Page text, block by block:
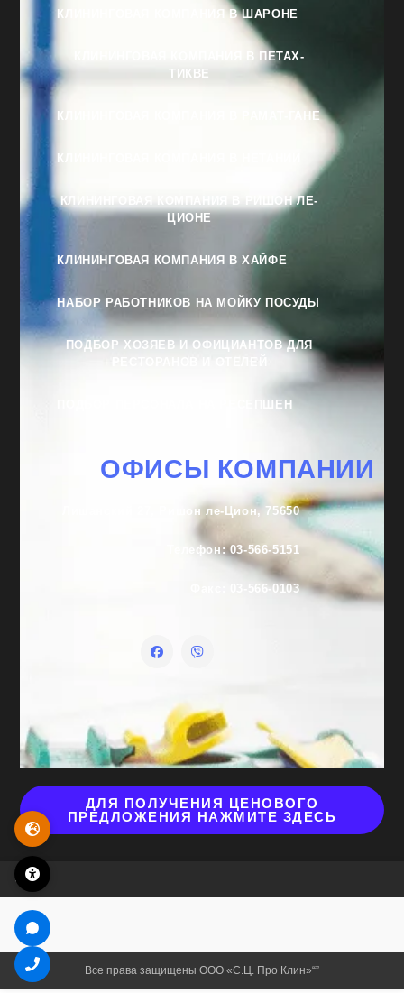
КЛИНИНГОВАЯ КОМПАНИЯ В ШАРОНЕ
КЛИНИНГОВАЯ КОМПАНИЯ В ПЕТАХ-
ТИКВЕ
КЛИНИНГОВАЯ КОМПАНИЯ В РАМАТ-ГАНЕ
КЛИНИНГОВАЯ КОМПАНИЯ В НЕТАНИИ
КЛИНИНГОВАЯ КОМПАНИЯ В РИШОН ЛЕ-
ЦИОНЕ
КЛИНИНГОВАЯ КОМПАНИЯ В ХАЙФЕ
НАБОР РАБОТНИКОВ НА МОЙКУ ПОСУДЫ
ПОДБОР ХОЗЯЕВ И ОФИЦИАНТОВ ДЛЯ
ПОДБОР ПЕРСОНАЛА НА РЕСЕПШЕН
ОФИСЫ КОМПАНИИ
Лишанский 27, Ришон ле-Цион, 75650
Телефон: 03-566-5151
Факс: 03-566-0103
ДЛЯ ПОЛУЧЕНИЯ ЦЕНОВОГО
ПРЕДЛОЖЕНИЯ НАЖМИТЕ ЗДЕСЬ
Все права защищены ООО «С.Ц. Про Клин»“”